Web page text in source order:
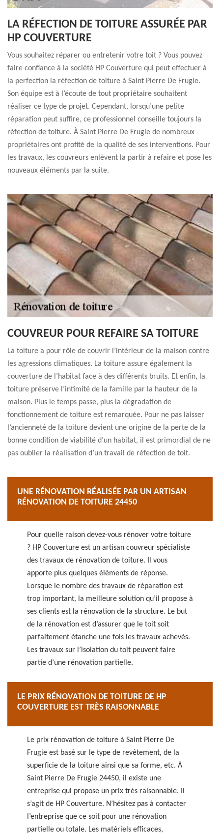
LA RÉFECTION DE TOITURE ASSURÉE PAR
HP COUVERTURE
Vous souhaitez réparer ou entretenir votre toit ? Vous pouvez
faire confiance à la société HP Couverture qui peut effectuer à
la perfection la réfection de toiture à Saint Pierre De Frugie.
Son équipe est à l’écoute de tout propriétaire souhaitent
réaliser ce type de projet. Cependant, lorsqu’une petite
réparation peut suffire, ce professionnel conseille toujours la
réfection de toiture. À Saint Pierre De Frugie de nombreux
propriétaires ont profité de la qualité de ses interventions. Pour
les travaux, les couvreurs enlèvent la partir à refaire et pose les
nouveaux éléments par la suite.
COUVREUR POUR REFAIRE SA TOITURE
La toiture a pour rôle de couvrir l’intérieur de la maison contre
les agressions climatiques. La toiture assure également la
couverture de l’habitat face à des différents bruits. Et enfin, la
toiture préserve l’intimité de la famille par la hauteur de la
maison. Plus le temps passe, plus la dégradation de
fonctionnement de toiture est remarquée. Pour ne pas laisser
l’ancienneté de la toiture devient une origine de la perte de la
bonne condition de viabilité d’un habitat, il est primordial de ne
pas oublier la réalisation d’un travail de réfection de toit.
UNE RÉNOVATION RÉALISÉE PAR UN ARTISAN
RÉNOVATION DE TOITURE 24450
Pour quelle raison devez-vous rénover votre toiture
? HP Couverture est un artisan couvreur spécialiste
des travaux de rénovation de toiture. Il vous
apporte plus quelques éléments de réponse.
Lorsque le nombre des travaux de réparation est
trop important, la meilleure solution qu’il propose à
ses clients est la rénovation de la structure. Le but
de la rénovation est d’assurer que le toit soit
parfaitement étanche une fois les travaux achevés.
Les travaux sur l’isolation du toit peuvent faire
partie d’une rénovation partielle.
LE PRIX RÉNOVATION DE TOITURE DE HP
COUVERTURE EST TRÈS RAISONNABLE
Le prix rénovation de toiture à Saint Pierre De
Frugie est basé sur le type de revêtement, de la
superficie de la toiture ainsi que sa forme, etc. À
Saint Pierre De Frugie 24450, il existe une
entreprise qui propose un prix très raisonnable. Il
s’agit de HP Couverture. N’hésitez pas à contacter
l’entreprise que ce soit pour une rénovation
partielle ou totale. Les matériels efficaces,